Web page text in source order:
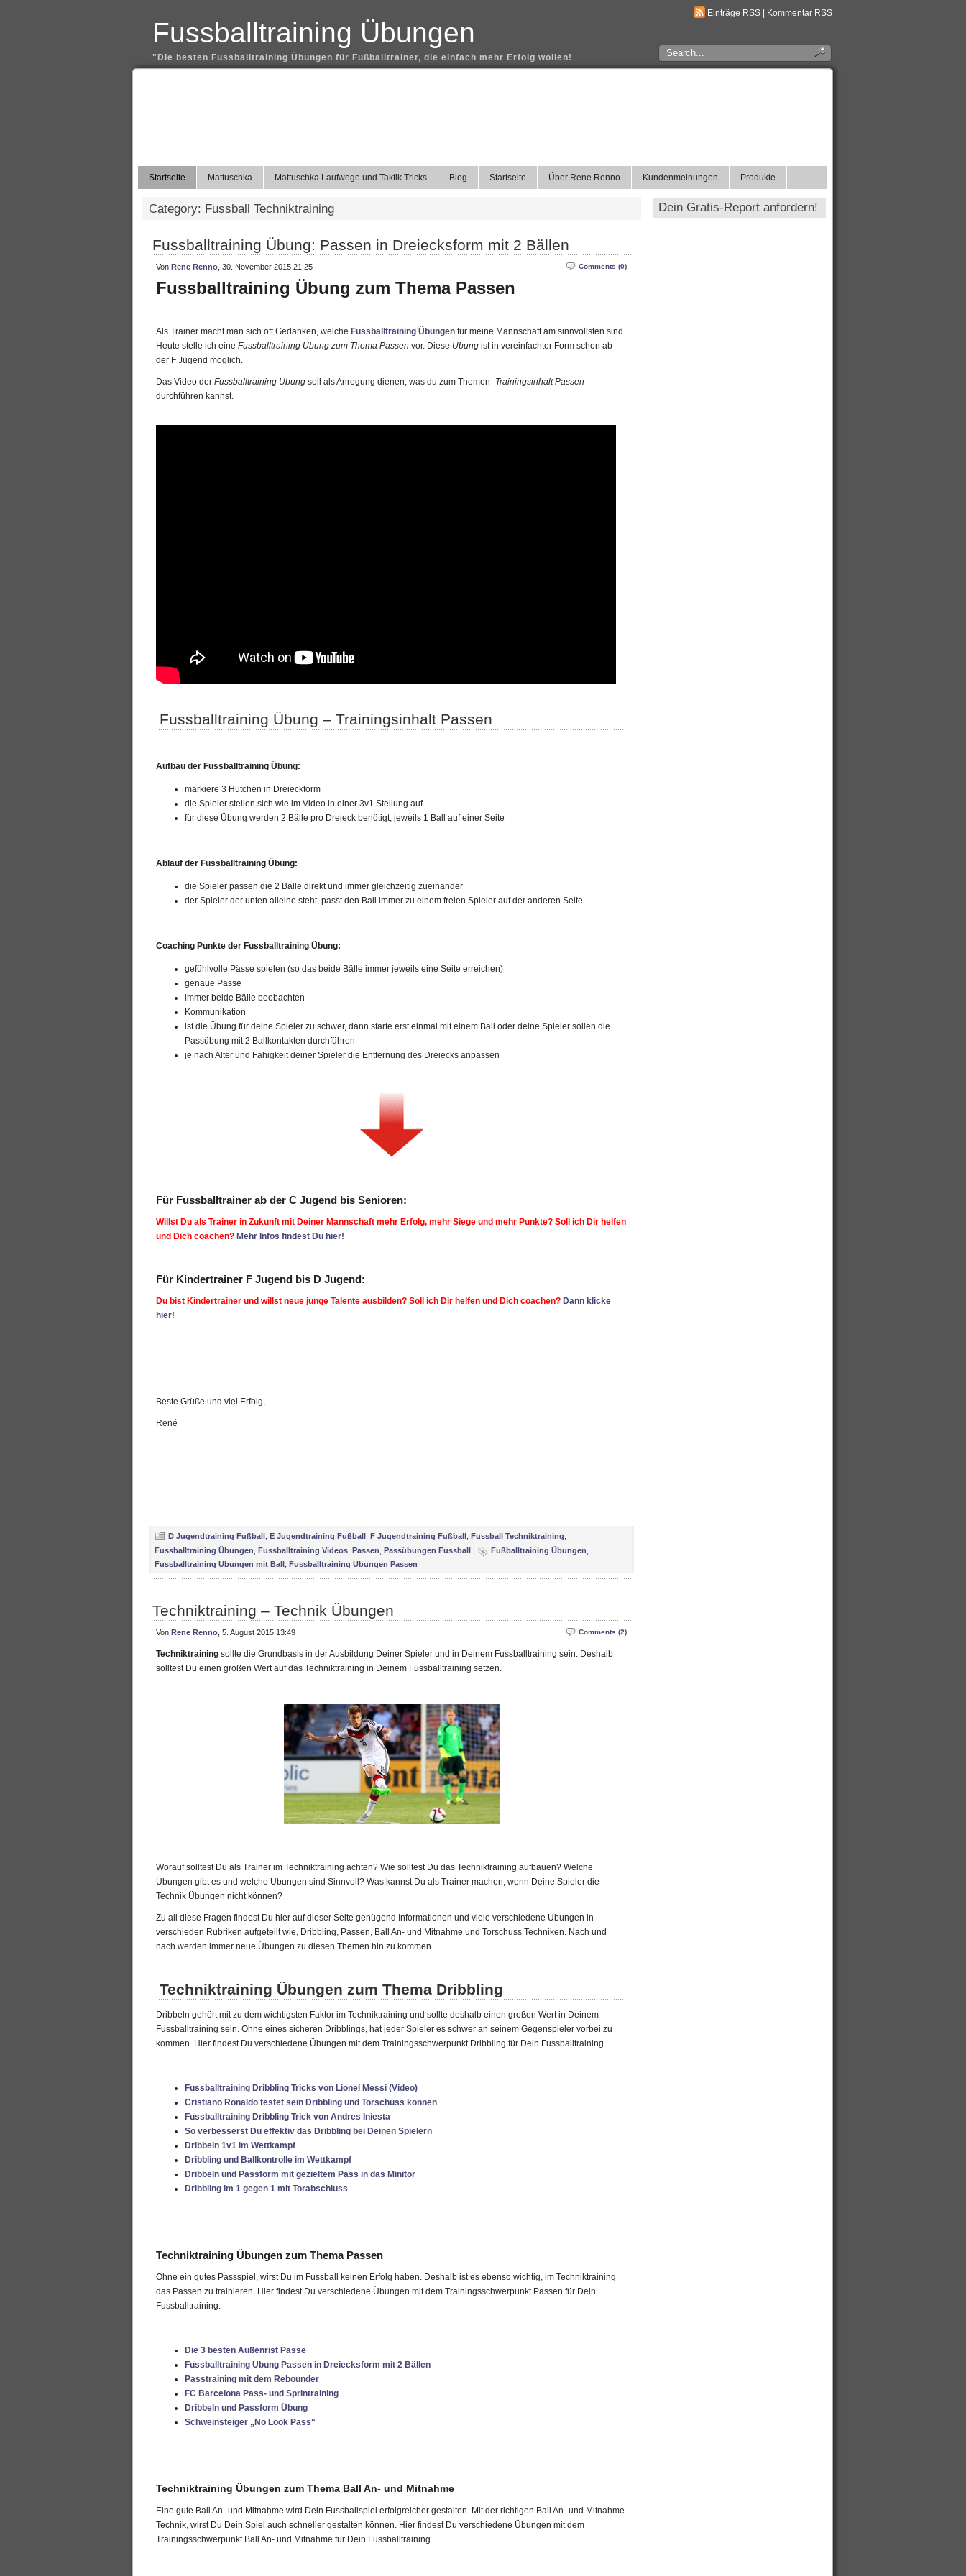
Einträge RSS Kommentar RSS
Fussballtraining Übungen
"Die besten Fussballtraining Übungen für Fußballtrainer, die einfach mehr Erfolg wollen!
Startseite Mattuschka Mattuschka Laufwege und Taktik Tricks Blog Startseite Über Rene Renno Kundenmeinungen Produkte
Category: Fussball Techniktraining
Fussballtraining Übung: Passen in Dreiecksform mit 2 Bällen
Comments (0)
Von Rene Renno , 30. November 2015 21:25
Fussballtraining Übung zum Thema Passen
Als Trainer macht man sich oft Gedanken, welche Fussballtraining Übungen für meine Mannschaft am sinnvollsten sind.
Heute stelle ich eine Fussballtraining Übung zum Thema Passen vor. Diese Übung ist in vereinfachter Form schon ab
der F Jugend möglich.
Das Video der Fussballtraining Übung soll als Anregung dienen, was du zum Themen- Trainingsinhalt Passen
durchführen kannst.
Fussballtraining Übung – Trainingsinhalt Passen
Aufbau der Fussballtraining Übung:
markiere 3 Hütchen in Dreieckform
die Spieler stellen sich wie im Video in einer 3v1 Stellung auf
für diese Übung werden 2 Bälle pro Dreieck benötigt, jeweils 1 Ball auf einer Seite
Ablauf der Fussballtraining Übung:
die Spieler passen die 2 Bälle direkt und immer gleichzeitig zueinander
der Spieler der unten alleine steht, passt den Ball immer zu einem freien Spieler auf der anderen Seite
Coaching Punkte der Fussballtraining Übung:
gefühlvolle Pässe spielen (so das beide Bälle immer jeweils eine Seite erreichen)
genaue Pässe
immer beide Bälle beobachten
Kommunikation
ist die Übung für deine Spieler zu schwer, dann starte erst einmal mit einem Ball oder deine Spieler sollen die
Passübung mit 2 Ballkontakten durchführen
je nach Alter und Fähigkeit deiner Spieler die Entfernung des Dreiecks anpassen
Für Fussballtrainer ab der C Jugend bis Senioren:
Willst Du als Trainer in Zukunft mit Deiner Mannschaft mehr Erfolg, mehr Siege und mehr Punkte? Soll ich Dir helfen
und Dich coachen? Mehr Infos findest Du hier!
Für Kindertrainer F Jugend bis D Jugend:
Du bist Kindertrainer und willst neue junge Talente ausbilden? Soll ich Dir helfen und Dich coachen? Dann klicke
hier!
Beste Grüße und viel Erfolg,
René
D Jugendtraining Fußball E Jugendtraining Fußball F Jugendtraining Fußball Fussball Techniktraining
Fussballtraining Übungen, Fussballtraining Videos, Passen, Passübungen Fussball Fußballtraining Übungen,
Fussballtraining Übungen mit Ball Fussballtraining Übungen Passen
Techniktraining – Technik Übungen
Comments (2)
Von Rene Renno , 5. August 2015 13:49
Techniktraining sollte die Grundbasis in der Ausbildung Deiner Spieler und in Deinem Fussballtraining sein. Deshalb
solltest Du einen großen Wert auf das Techniktraining in Deinem Fussballtraining setzen.
Worauf solltest Du als Trainer im Techniktraining achten? Wie solltest Du das Techniktraining aufbauen? Welche
Übungen gibt es und welche Übungen sind Sinnvoll? Was kannst Du als Trainer machen, wenn Deine Spieler die
Technik Übungen nicht können?
Zu all diese Fragen findest Du hier auf dieser Seite genügend Informationen und viele verschiedene Übungen in
verschieden Rubriken aufgeteilt wie, Dribbling, Passen, Ball An- und Mitnahme und Torschuss Techniken. Nach und
nach werden immer neue Übungen zu diesen Themen hin zu kommen.
Techniktraining Übungen zum Thema Dribbling
Dribbeln gehört mit zu dem wichtigsten Faktor im Techniktraining und sollte deshalb einen großen Wert in Deinem
Fussballtraining sein. Ohne eines sicheren Dribblings, hat jeder Spieler es schwer an seinem Gegenspieler vorbei zu
kommen. Hier findest Du verschiedene Übungen mit dem Trainingsschwerpunkt Dribbling für Dein Fussballtraining.
Fussballtraining Dribbling Tricks von Lionel Messi (Video)
Cristiano Ronaldo testet sein Dribbling und Torschuss können
Fussballtraining Dribbling Trick von Andres Iniesta
So verbesserst Du effektiv das Dribbling bei Deinen Spielern
Dribbeln 1v1 im Wettkampf
Dribbling und Ballkontrolle im Wettkampf
Dribbeln und Passform mit gezieltem Pass in das Minitor
Dribbling im 1 gegen 1 mit Torabschluss
Techniktraining Übungen zum Thema Passen
Ohne ein gutes Passspiel, wirst Du im Fussball keinen Erfolg haben. Deshalb ist es ebenso wichtig, im Techniktraining
das Passen zu trainieren. Hier findest Du verschiedene Übungen mit dem Trainingsschwerpunkt Passen für Dein
Fussballtraining.
Die 3 besten Außenrist Pässe
Fussballtraining Übung Passen in Dreiecksform mit 2 Bällen
Passtraining mit dem Rebounder
FC Barcelona Pass- und Sprintraining
Dribbeln und Passform Übung
Schweinsteiger „No Look Pass“
Techniktraining Übungen zum Thema Ball An- und Mitnahme
Eine gute Ball An- und Mitnahme wird Dein Fussballspiel erfolgreicher gestalten. Mit der richtigen Ball An- und Mitnahme
Technik, wirst Du Dein Spiel auch schneller gestalten können. Hier findest Du verschiedene Übungen mit dem
Trainingsschwerpunkt Ball An- und Mitnahme für Dein Fussballtraining.
Dein Gratis-Report anfordern!